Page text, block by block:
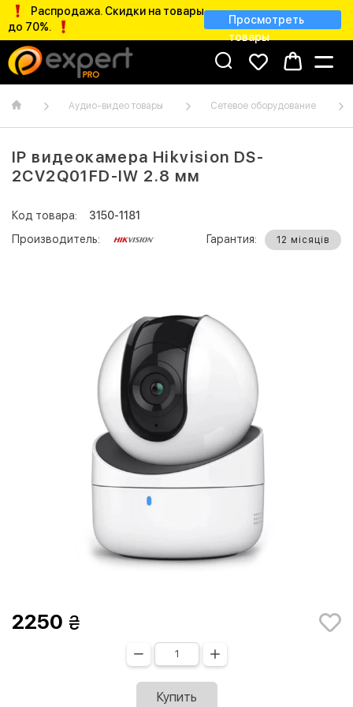
Распродажа. Скидки на товары
до 70%.
Просмотреть
товары
Аудио-видео товары Сетевое оборудование
IP видеокамера Hikvision DS-
2CV2Q01FD-IW 2.8 мм
Код товара:
3150-1181
Производитель:
Гарантия: 12 місяців
2250
Купить